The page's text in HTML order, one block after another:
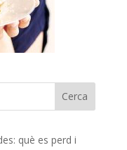
què es perd i